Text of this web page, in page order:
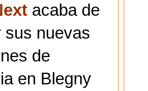
acaba de
sus nuevas
de
en Blegny